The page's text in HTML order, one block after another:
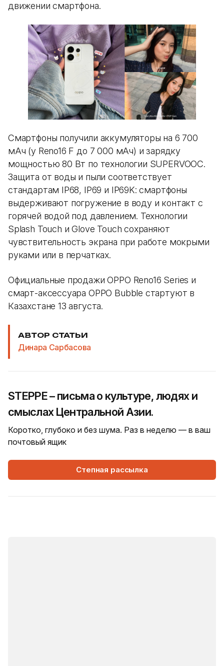
движении смартфона.
Смартфоны получили аккумуляторы на 6 700
мАч (у Reno16 F до 7 000 мАч) и зарядку
мощностью 80 Вт по технологии SUPERVOOC.
Защита от воды и пыли соответствует
стандартам IP68, IP69 и IP69K: смартфоны
выдерживают погружение в воду и контакт с
горячей водой под давлением. Технологии
Splash Touch и Glove Touch сохраняют
чувствительность экрана при работе мокрыми
руками или в перчатках.
Официальные продажи OPPO Reno16 Series и
смарт-аксессуара OPPO Bubble стартуют в
Казахстане 13 августа.
АВТОР СТАТЬИ
Динара Сарбасова
STEPPE – письма о культуре, людях и
смыслах Центральной Азии.
Коротко, глубоко и без шума. Раз в неделю — в ваш
почтовый ящик
Степная рассылка